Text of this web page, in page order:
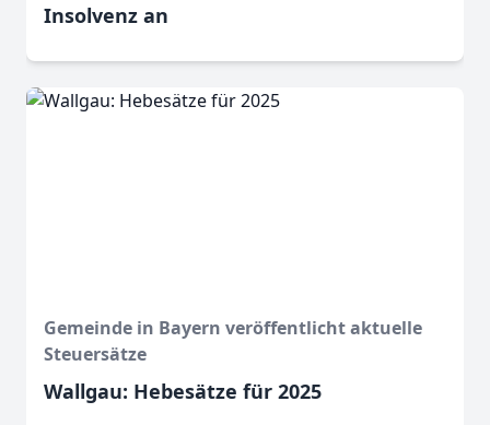
Insolvenz an
Gemeinde in Bayern veröffentlicht aktuelle
Steuersätze
Wallgau: Hebesätze für 2025